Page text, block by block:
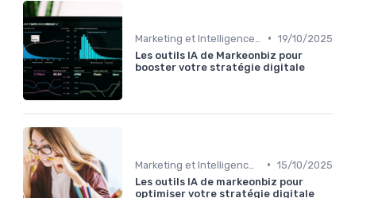
• 19/10/2025
Les outils IA de Markeonbiz pour
booster votre stratégie digitale
• 15/10/2025
Les outils IA de markeonbiz pour
optimiser votre stratégie digitale